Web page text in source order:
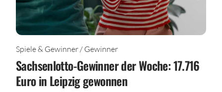
Spiele & Gewinner / Gewinner
Sachsenlotto-Gewinner der Woche: 17.716
Euro in Leipzig gewonnen